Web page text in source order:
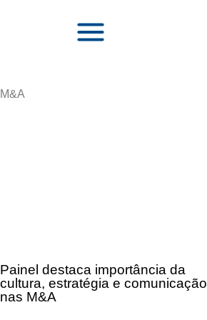
M&A
Painel destaca importância da
cultura, estratégia e comunicação
nas M&A